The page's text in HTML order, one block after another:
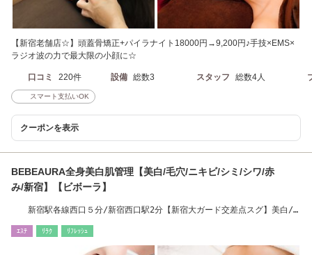
【新宿老舗店☆】頭蓋骨矯正+パイラナイト18000円→9,200円♪手技×EMS×
ラジオ波の力で最大限の小顔に☆
口コミ 220件 設備 総数3 スタッフ 総数4人
スマート支払いOK
クーポンを表示
BEBEAURA全身美白肌管理【美白/毛穴/ニキビ/シミ/シワ/赤
み/新宿】【ビボーラ】
新宿駅各線西口５分/新宿西口駅2分【新宿大ガード交差点スグ】美白/
ｴｽﾃ ﾘﾗｸ ﾘﾌﾚｯｼｭ